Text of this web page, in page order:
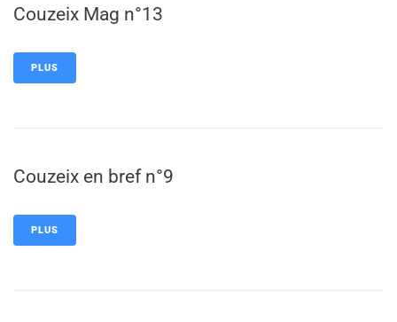
Couzeix Mag n°13
PLUS
Couzeix en bref n°9
PLUS